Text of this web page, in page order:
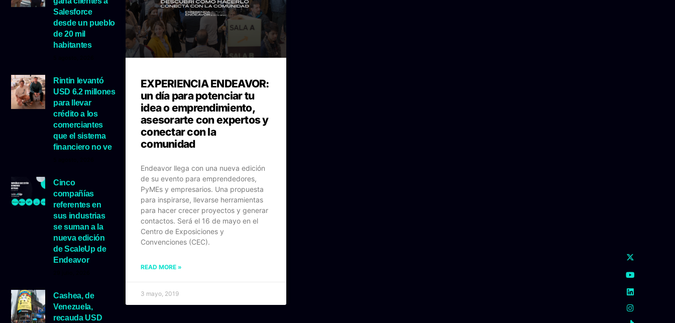
Salesforce
desde un pueblo
de 20 mil
habitantes
Rintin levantó
USD 6.2 millones
para llevar
crédito a los
comerciantes
que el sistema
financiero no ve
Cinco
compañías
referentes en
sus industrias
se suman a la
nueva edición
de ScaleUp de
Endeavor
Cashea, de
Venezuela,
recauda USD
EXPERIENCIA ENDEAVOR:
un día para potenciar tu
idea o emprendimiento,
asesorarte con expertos y
conectar con la
comunidad
Endeavor llega con una nueva edición
de su evento para emprendedores,
PyMEs y empresarios. Una propuesta
para inspirarse, llevarse herramientas
para hacer crecer proyectos y generar
contactos. Será el 16 de mayo en el
Centro de Exposiciones y
Convenciones (CEC).
READ MORE »
3 mayo, 2019